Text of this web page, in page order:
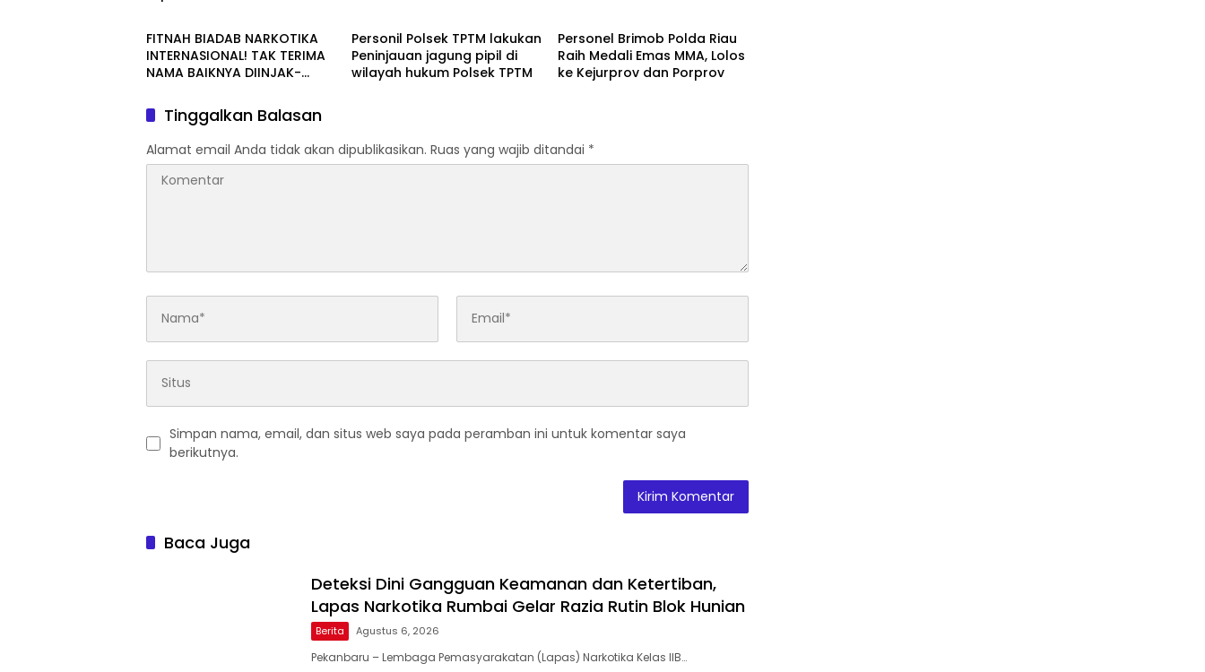
Jalan Tanjung Datuk
FITNAH BIADAB NARKOTIKA
INTERNASIONAL! TAK TERIMA
NAMA BAIKNYA DIINJAK-
WAR: SIAP Bantai DAN SERET
AKUN PEMBUNUH KARAKTER
KE PENJARA POLDA KEPRI!
Personil Polsek TPTM lakukan
Peninjauan jagung pipil di
wilayah hukum Polsek TPTM
Personel Brimob Polda Riau
Raih Medali Emas MMA, Lolos
ke Kejurprov dan Porprov
Tinggalkan Balasan
Alamat email Anda tidak akan dipublikasikan. Ruas yang wajib ditandai *
Simpan nama, email, dan situs web saya pada peramban ini untuk komentar saya
berikutnya.
Baca Juga
Deteksi Dini Gangguan Keamanan dan Ketertiban,
Lapas Narkotika Rumbai Gelar Razia Rutin Blok Hunian
Berita Agustus 6, 2026
Pekanbaru – Lembaga Pemasyarakatan (Lapas) Narkotika Kelas IIB…